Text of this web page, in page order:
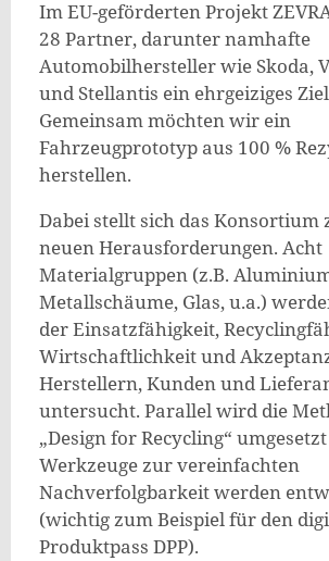
Im EU-geförderten Projekt
28 Partner, darunter namhafte
Automobilhersteller wie Skoda,
und Stellantis ein ehrgeiziges
Gemeinsam möchten wir ein
Fahrzeugprototyp aus 100 %
herstellen.
Dabei stellt sich das Konsortium
neuen Herausforderungen. Acht
Materialgruppen (z.B.
Metallschäume, Glas, u.a.)
der Einsatzfähigkeit,
Wirtschaftlichkeit und
Herstellern, Kunden und
untersucht. Parallel wird die
„Design for Recycling“
Werkzeuge zur vereinfachten
Nachverfolgbarkeit werden
(wichtig zum Beispiel für den
Produktpass DPP).